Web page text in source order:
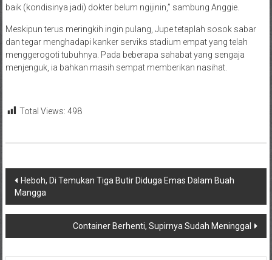
baik (kondisinya jadi) dokter belum ngijinin,” sambung Anggie.
Meskipun terus meringkih ingin pulang, Jupe tetaplah sosok sabar
dan tegar menghadapi kanker serviks stadium empat yang telah
menggerogoti tubuhnya. Pada beberapa sahabat yang sengaja
menjenguk, ia bahkan masih sempat memberikan nasihat.
Total Views: 498
Navigasi
pos
Heboh, Di Temukan Tiga Butir Diduga Emas Dalam Buah
Mangga
Container Berhenti, Supirnya Sudah Meninggal